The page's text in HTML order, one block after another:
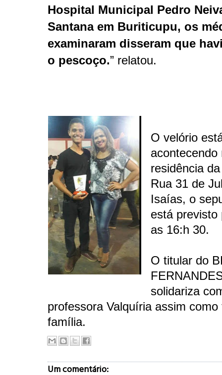
Hospital Municipal Pedro
Santana em Buriticupu, os
examinaram disseram que
o pescoço.” relatou.
O velório
acontecendo
residência
Rua 31 de
Isaías, o
está previsto
as 16:h 30.
O titular do
solidariza
professora Valquíria assim como
família.
Um comentário: